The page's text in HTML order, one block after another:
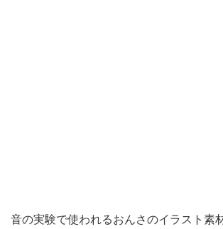
音の実験で使われるおんさのイラスト素